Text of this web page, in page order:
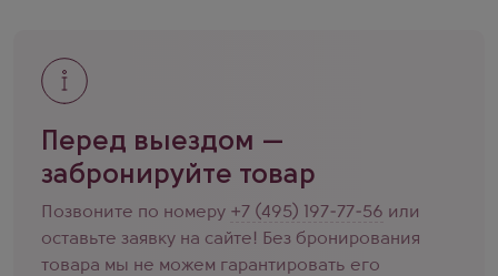
Перед выездом —
забронируйте товар
Позвоните по номеру +7 (495) 197-77-56 или
оставьте заявку на сайте! Без бронирования
товара мы не можем гарантировать его